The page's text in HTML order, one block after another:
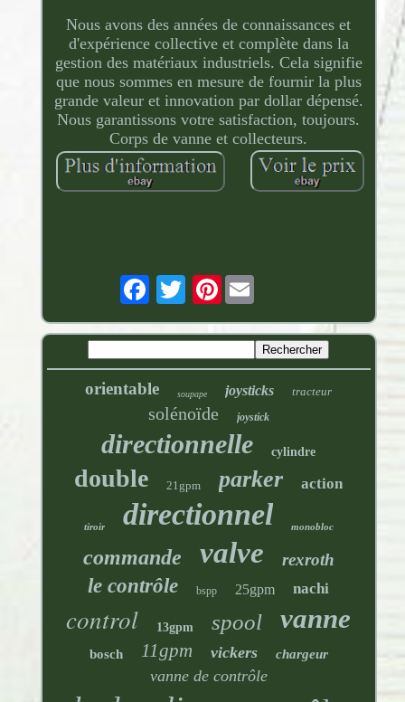
Nous avons des années de connaissances et
d'expérience collective et complète dans la
gestion des matériaux industriels. Cela signifie
que nous sommes en mesure de fournir la plus
grande valeur et innovation par dollar dépensé.
Nous garantissons votre satisfaction, toujours.
Corps de vanne et collecteurs.
Pinterest
orientable soupape joysticks tracteur
solénoïde joystick
directionnelle cylindre
double 21gpm parker action
tiroir directionnel monobloc
commande valve rexroth
le contrôle bspp 25gpm nachi
control 13gpm spool vanne
bosch 11gpm vickers chargeur
vanne de contrôle